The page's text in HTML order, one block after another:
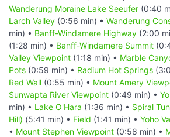
Wanderung Moraine Lake Seeufer (0:40
Larch Valley (0:56 min) • Wanderung
min) • Banff-Windamere Highway (2:00
(1:28 min) • Banff-Windamere Summit
Valley Viewpoint (1:18 min) • Marble
Pots (0:59 min) • Radium Hot Springs
Red Wall (0:55 min) • Mount Amery
Sunwapta River Viewpoint (0:49 min) •
min) • Lake O'Hara (1:36 min) • Spiral
Hill) (5:41 min) • Field (1:41 min) • Yoho
• Mount Stephen Viewpoint (0:58 min) •